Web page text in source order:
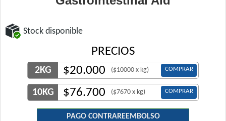
Stock disponible
PRECIOS
2KG $20.000 ($10000 x kg) COMPRAR
10KG $76.700 ($7670 x kg) COMPRAR
PAGO CONTRAREEMBOLSO